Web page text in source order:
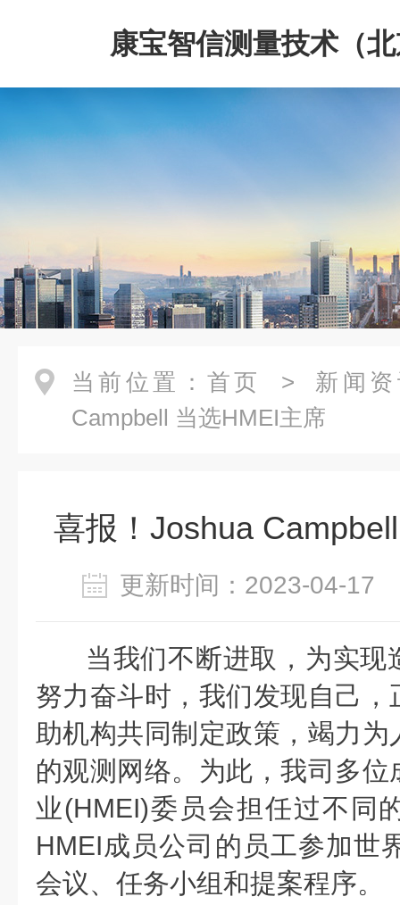
康宝智信测量技术（
限公司
当前位置： 首页 > 新闻
Campbell 当选HMEI主席
喜报！Joshua
更新时间：2023-04-
当我们不断进取，为实现
努力奋斗时，我们发现自己
助机构共同制定政策，竭力
的观测网络。为此，我司多
业(HMEI)委员会担任过不同
HMEI成员公司的员工参加世
会议、任务小组和提案程序。